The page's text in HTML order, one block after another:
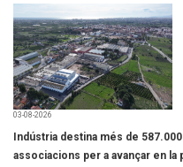
03-08-2026
Indústria destina més de
associacions per a avançar en